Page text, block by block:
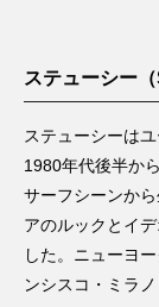
ステューシー
ステューシーは
1980年代後半か
サーフシーンか
アのルックとイ
した。ニューヨ
ンシスコ・ミラ